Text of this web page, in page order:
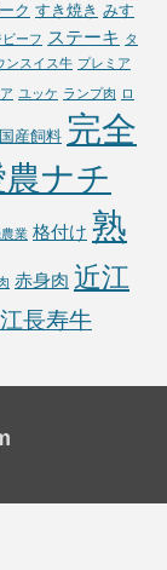
ク すき焼き みす
ビーフ ステーキ タ
ンスイス牛 プレミア
ユッケ ランプ肉 ロ
国産飼料 完全
農ナチ
業 格付け 熟
赤身肉 近江
長寿牛